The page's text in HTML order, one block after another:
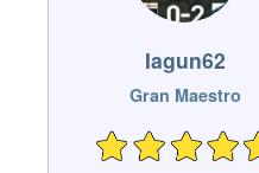
Iagun62
Gran Maestro